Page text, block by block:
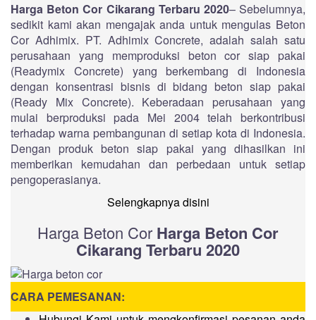
Harga Beton Cor Cikarang Terbaru 2020– Sebelumnya,
sedikit kami akan mengajak anda untuk mengulas Beton
Cor Adhimix. PT. Adhimix Concrete, adalah salah satu
perusahaan yang memproduksi beton cor siap pakai
(Readymix Concrete) yang berkembang di Indonesia
dengan konsentrasi bisnis di bidang beton siap pakai
(Ready Mix Concrete). Keberadaan perusahaan yang
mulai berproduksi pada Mei 2004 telah berkontribusi
terhadap warna pembangunan di setiap kota di Indonesia.
Dengan produk beton siap pakai yang dihasilkan ini
memberikan kemudahan dan perbedaan untuk setiap
pengoperasianya.
Selengkapnya disini
Harga Beton Cor Harga Beton Cor
Cikarang Terbaru 2020
CARA PEMESANAN: